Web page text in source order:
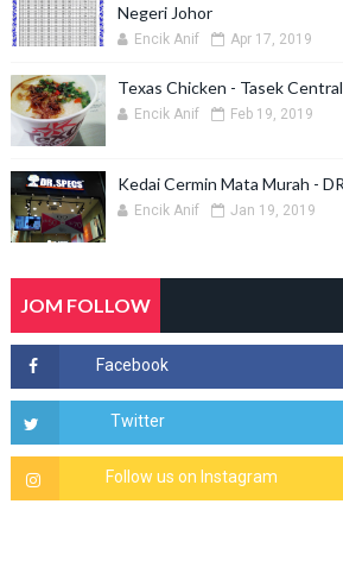
Negeri Johor
Encik Anif Apr 17, 2019
Texas Chicken - Tasek Central
Encik Anif Feb 19, 2019
Kedai Cermin Mata Murah -
Encik Anif Jan 19, 2019
JOM FOLLOW